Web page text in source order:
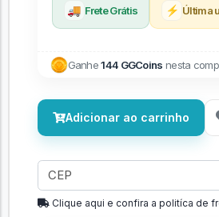
🚚 Frete Grátis ⚡ Última
Ganhe144 GGCoins nesta
Adicionar ao carrinho
Clique aqui e confira a politíca de